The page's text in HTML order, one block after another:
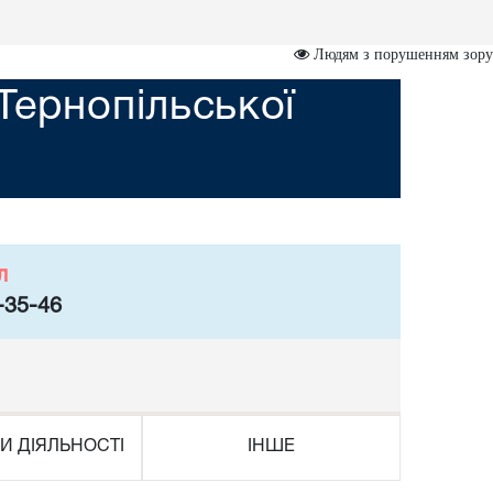
Людям з порушенням зору
35-46
ДІЯЛЬНОСТІ ІНШЕ